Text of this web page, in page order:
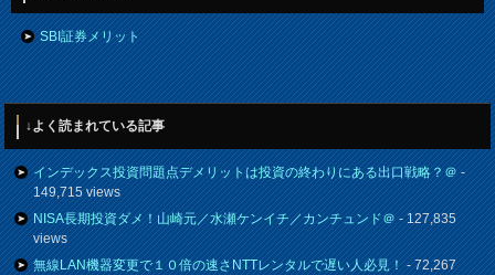
SBI証券メリット
↓よく読まれている記事
インデックス投資問題点デメリットは投資の終わりにある出口戦略？＠-
149,715 views
NISA長期投資ダメ！山崎元／水瀬ケンイチ／カンチュンド＠- 127,835
views
無線LAN機器変更で１０倍の速さNTTレンタルで遅い人必見！- 72,267